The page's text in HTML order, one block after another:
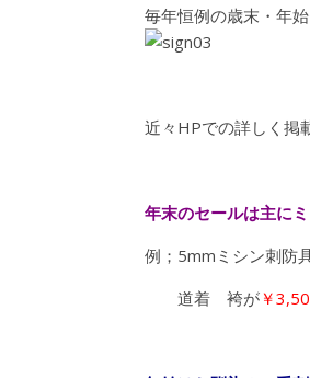
毎年恒例の歳末・年
近々HPでの詳しく掲
年末のセールは主に
例；5mmミシン刺防
道着 袴が ￥